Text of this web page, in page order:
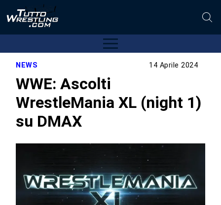
NEWS 14 Aprile 2024
WWE: Ascolti
WrestleMania XL (night 1)
su DMAX